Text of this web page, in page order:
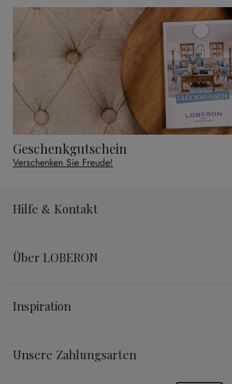
Geschenkgutschein
Verschenken Sie Freude!
Hilfe & Kontakt
Über LOBERON
Inspiration
Unsere Zahlungsarten